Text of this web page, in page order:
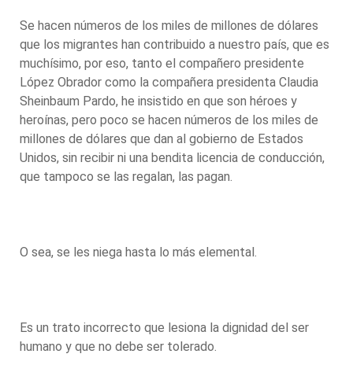
Se hacen números de los miles de millones de dólares
que los migrantes han contribuido a nuestro país, que es
muchísimo, por eso, tanto el compañero presidente
López Obrador como la compañera presidenta Claudia
Sheinbaum Pardo, he insistido en que son héroes y
heroínas, pero poco se hacen números de los miles de
millones de dólares que dan al gobierno de Estados
Unidos, sin recibir ni una bendita licencia de conducción,
que tampoco se las regalan, las pagan.
O sea, se les niega hasta lo más elemental.
Es un trato incorrecto que lesiona la dignidad del ser
humano y que no debe ser tolerado.